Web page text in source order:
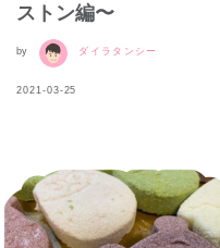
ストン編〜
by ダイラタンシー
2021-03-25